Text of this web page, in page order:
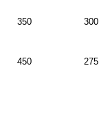
350 300
450 275